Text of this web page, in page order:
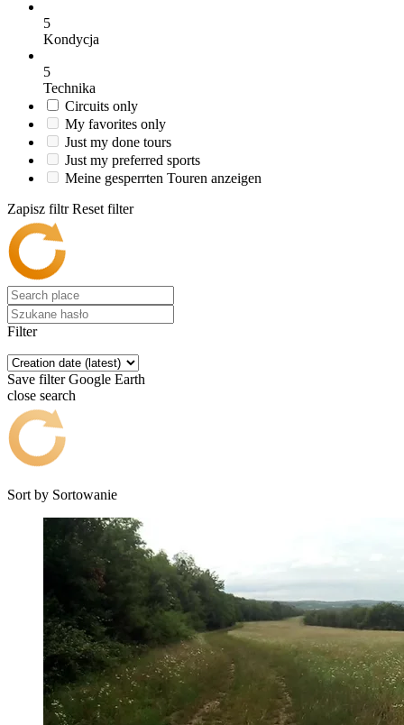
5
Kondycja
5
Technika
Circuits only
My favorites only
Just my done tours
Just my preferred sports
Meine gesperrten Touren anzeigen
Zapisz filtr Reset filter
Filter
Save filter Google Earth
close search
Sort by Sortowanie